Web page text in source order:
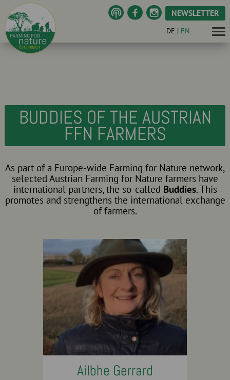
NEWSLETTER
DE | EN
BUDDIES OF THE AUSTRIAN
FFN FARMERS
As part of a Europe-wide Farming for Nature network,
selected Austrian Farming for Nature farmers have
international partners, the so-called Buddies. This
promotes and strengthens the international exchange
of farmers.
Ailbhe Gerrard